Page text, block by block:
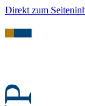
Direkt zum